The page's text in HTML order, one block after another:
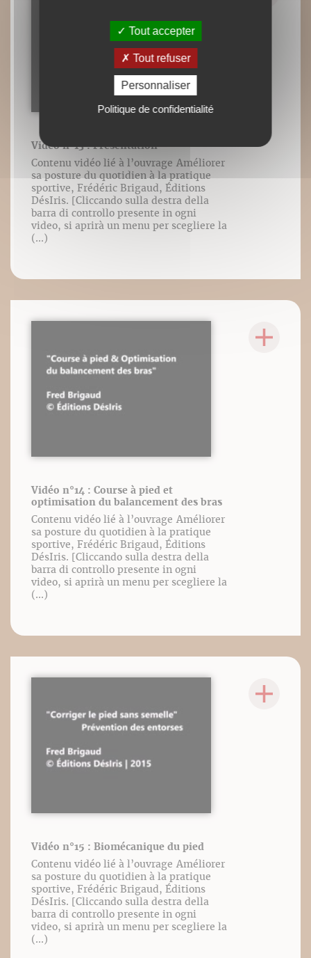
Vidéo n°13 : Présentation
Contenu vidéo lié à l’ouvrage Améliorer
sa posture du quotidien à la pratique
sportive, Frédéric Brigaud, Éditions
DésIris. [Cliccando sulla destra della
barra di controllo presente in ogni
video, si aprirà un menu per scegliere la
(...)
Vidéo n°14 : Course à pied et
optimisation du balancement des bras
Contenu vidéo lié à l’ouvrage Améliorer
sa posture du quotidien à la pratique
sportive, Frédéric Brigaud, Éditions
DésIris. [Cliccando sulla destra della
barra di controllo presente in ogni
video, si aprirà un menu per scegliere la
(...)
Vidéo n°15 : Biomécanique du pied
Contenu vidéo lié à l’ouvrage Améliorer
sa posture du quotidien à la pratique
sportive, Frédéric Brigaud, Éditions
DésIris. [Cliccando sulla destra della
barra di controllo presente in ogni
video, si aprirà un menu per scegliere la
(...)
Tout accepter
Tout refuser
Personnaliser
Politique de confidentialité